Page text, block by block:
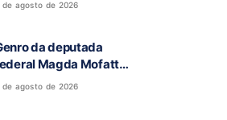
de agosto de 2026
da deputada
Magda Mofatto
após acidente de
de agosto de 2026